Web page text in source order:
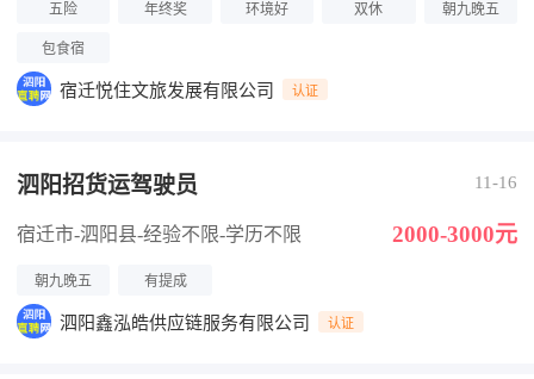
五险 年终奖 环境好 双休 朝九晚五
包食宿
宿迁悦住文旅发展有限公司 认证
泗阳招货运驾驶员 11-16
宿迁市-泗阳县-经验不限-学历不限 2000-3000元
朝九晚五 有提成
泗阳鑫泓皓供应链服务有限公司 认证